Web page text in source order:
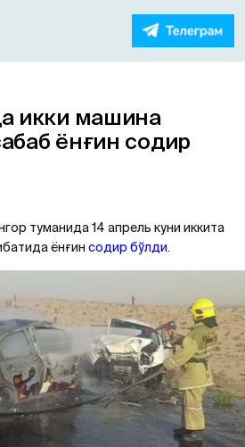
икки машина
ёнғин содир
туманида 14 апрель куни иккита
ёнғин содир бўлди.